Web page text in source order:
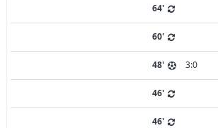
64'
60'
48' 3:0
46'
46'